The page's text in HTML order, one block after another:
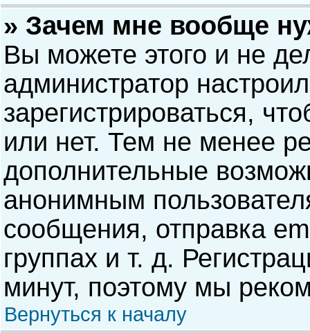
» Зачем мне вообще
Вы можете этого и не
администратор
зарегистрироваться,
или нет. Тем не менее
дополнительные
анонимным
сообщения, отправка
группах и т. д.
минут, поэтому мы
Вернуться к началу